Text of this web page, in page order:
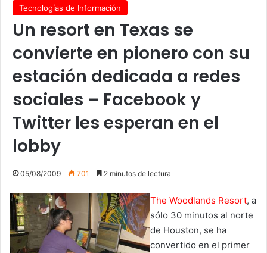
Tecnologías de Información
Un resort en Texas se
convierte en pionero con su
estación dedicada a redes
sociales – Facebook y
Twitter les esperan en el
lobby
05/08/2009 701 2 minutos de lectura
The Woodlands Resort, a
sólo 30 minutos al norte
de Houston, se ha
convertido en el primer